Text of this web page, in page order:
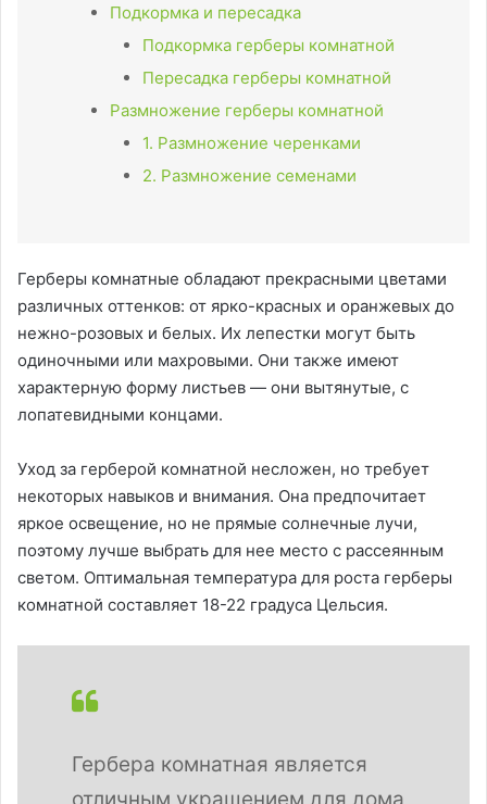
Подкормка и пересадка
Подкормка герберы комнатной
Пересадка герберы комнатной
Размножение герберы комнатной
1. Размножение черенками
2. Размножение семенами
Герберы комнатные обладают прекрасными цветами
различных оттенков: от ярко-красных и оранжевых до
нежно-розовых и белых. Их лепестки могут быть
одиночными или махровыми. Они также имеют
характерную форму листьев — они вытянутые, с
лопатевидными концами.
Уход за герберой комнатной несложен, но требует
некоторых навыков и внимания. Она предпочитает
яркое освещение, но не прямые солнечные лучи,
поэтому лучше выбрать для нее место с рассеянным
светом. Оптимальная температура для роста герберы
комнатной составляет 18-22 градуса Цельсия.
Гербера комнатная является